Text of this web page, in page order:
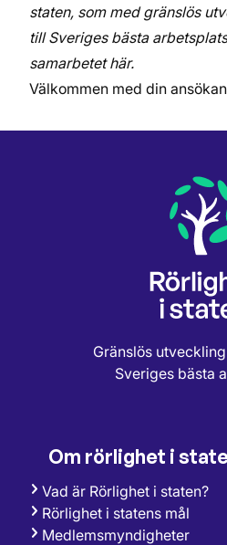
staten, som med gränslös
till Sveriges bästa
samarbetethär.
Välkommen med din
Gränslös
Sveriges bästa
Om rörlighet i
Vad är Rörlighet i staten?
Rörlighet i statens mål
Medlemsmyndigheter